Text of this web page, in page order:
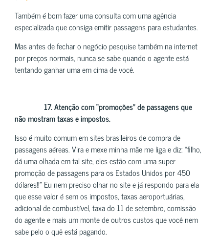
Também é bom fazer uma consulta com uma agência
especializada que consiga emitir passagens para estudantes.
Mas antes de fechar o negócio pesquise também na internet
por preços normais, nunca se sabe quando o agente está
tentando ganhar uma em cima de você.
17.Atenção com “promoções” de passagens que
não mostram taxas e impostos.
Isso é muito comum em sites brasileiros de compra de
passagens aéreas. Vira e mexe minha mãe me liga e diz: “filho,
dá uma olhada em tal site, eles estão com uma super
promoção de passagens para os Estados Unidos por 450
dólares!!” Eu nem preciso olhar no site e já respondo para ela
que esse valor é sem os impostos, taxas aeroportuárias,
adicional de combustível, taxa do 11 de setembro, comissão
do agente e mais um monte de outros custos que você nem
sabe pelo o quê está pagando.